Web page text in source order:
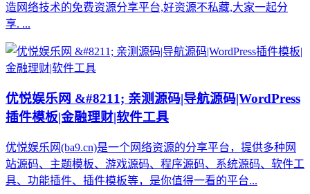
造网络技术的免费资源分享平台,好资源不私藏,大家一起分
享. ...
优悦娱乐网 &#8211; 亲测源码|导航源码|WordPress
插件模板|金融理财|软件工具
优悦娱乐网(ba9.cn)是一个网络资源的分享平台，提供多种网
站源码、主题模板、游戏源码、程序源码、系统源码、软件工
具、功能插件、插件模板等，是你值得一看的平台...